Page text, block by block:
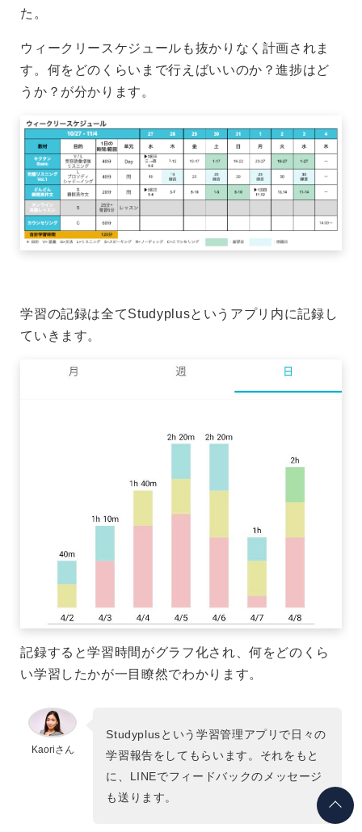
た。
ウィークリースケジュールも抜かりなく計画されま
す。何をどのくらいまで行えばいいのか？進捗はど
うか？が分かります。
学習の記録は全てStudyplusというアプリ内に記録し
ていきます。
記録すると学習時間がグラフ化され、何をどのくら
い学習したかが一目瞭然でわかります。
Kaoriさん
Studyplusという学習管理アプリで日々の
学習報告をしてもらいます。それをもと
に、LINEでフィードバックのメッセージ
も送ります。